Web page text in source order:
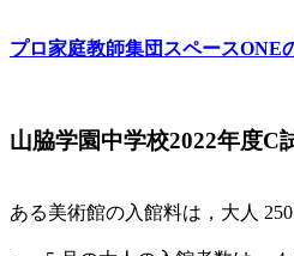
プロ家庭教師集団スペースONE
山脇学園中学校2022年度
ある美術館の入館料は，大人